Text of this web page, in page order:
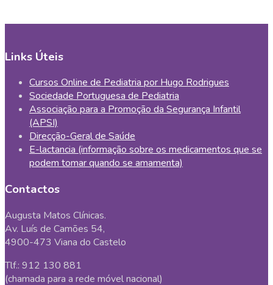
Links Úteis
Cursos Online de Pediatria por Hugo Rodrigues
Sociedade Portuguesa de Pediatria
Associação para a Promoção da Segurança Infantil
(APSI)
Direcção-Geral de Saúde
E-lactancia (informação sobre os medicamentos que se
podem tomar quando se amamenta)
Contactos
Augusta Matos Clínicas.
Av. Luís de Camões 54,
4900-473 Viana do Castelo
Tlf.: 912 130 881
(chamada para a rede móvel nacional)